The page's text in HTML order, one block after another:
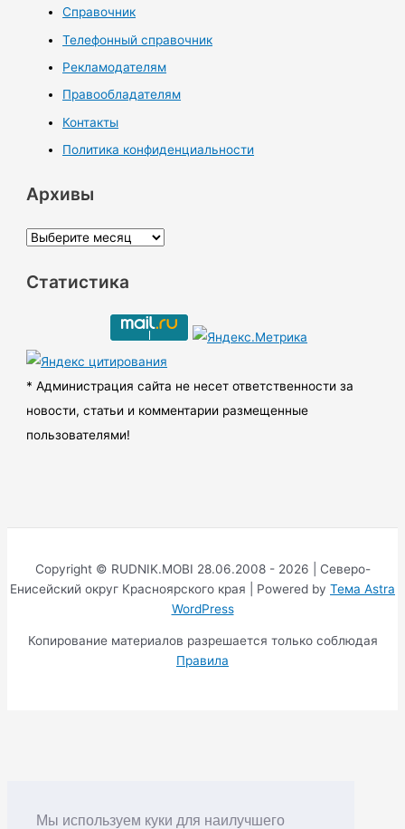
Мы используем куки для наилучшего
Справочник
Телефонный справочник
Рекламодателям
Правообладателям
Контакты
Политика конфиденциальности
Архивы
А
х
ы
Статистика
* Администрация сайта не несет ответственности за
новости, статьи и комментарии размещенные
пользователями!
Copyright © RUDNIK.MOBI 28.06.2008 - 2026 | Северо-
Енисейский округ Красноярского края | Powered by Тема Astra
WordPress
Копирование материалов разрешается только соблюдая
Правила